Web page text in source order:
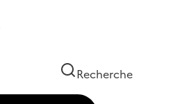
Recherche